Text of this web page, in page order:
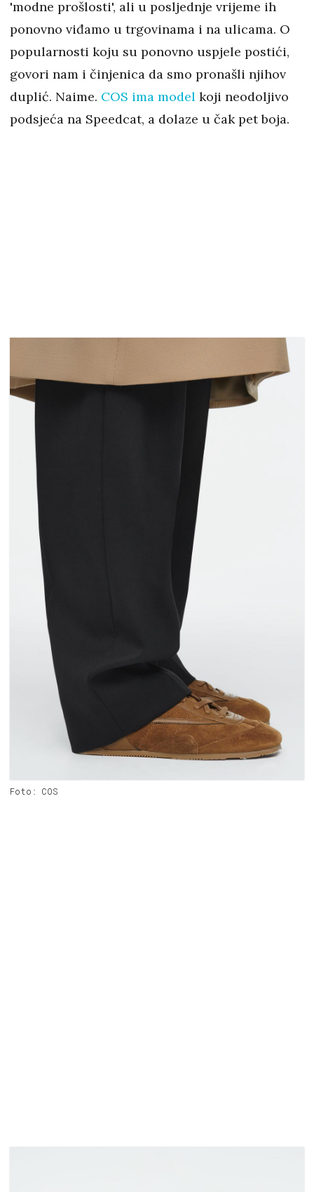
'modne prošlosti', ali u posljednje vrijeme ih
ponovno viđamo u trgovinama i na ulicama. O
popularnosti koju su ponovno uspjele postići,
govori nam i činjenica da smo pronašli njihov
duplić. Naime. COS ima model koji neodoljivo
podsjeća na Speedcat, a dolaze u čak pet boja.
Foto: COS